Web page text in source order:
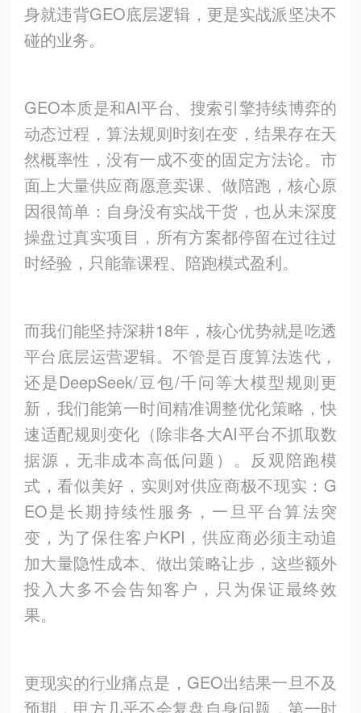
身就违背GEO底层逻辑，更是实战派坚决不
碰的业务。
GEO本质是和AI平台、搜索引擎持续博弈的
动态过程，算法规则时刻在变，结果存在天
然概率性，没有一成不变的固定方法论。市
面上大量供应商愿意卖课、做陪跑，核心原
因很简单：自身没有实战干货，也从未深度
操盘过真实项目，所有方案都停留在过往过
时经验，只能靠课程、陪跑模式盈利。
而我们能坚持深耕18年，核心优势就是吃透
平台底层运营逻辑。不管是百度算法迭代，
还是DeepSeek/豆包/千问等大模型规则更
新，我们能第一时间精准调整优化策略，快
速适配规则变化（除非各大AI平台不抓取数
据源，无非成本高低问题）。反观陪跑模
式，看似美好，实则对供应商极不现实：G
EO是长期持续性服务，一旦平台算法突
变，为了保住客户KPI，供应商必须主动追
加大量隐性成本、做出策略让步，这些额外
投入大多不会告知客户，只为保证最终效
果。
更现实的行业痛点是，GEO出结果一旦不及
预期，甲方几乎不会复盘自身问题，第一时